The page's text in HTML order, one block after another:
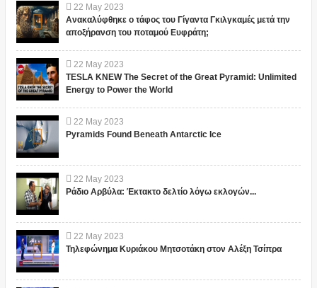
22 May 2023
Ανακαλύφθηκε ο τάφος του Γίγαντα Γκιλγκαμές μετά την
αποξήρανση του ποταμού Ευφράτη;
22 May 2023
TESLA KNEW The Secret of the Great Pyramid: Unlimited
Energy to Power the World
22 May 2023
Pyramids Found Beneath Antarctic Ice
22 May 2023
Ράδιο Αρβύλα: Έκτακτο δελτίο λόγω εκλογών...
22 May 2023
Τηλεφώνημα Κυριάκου Μητσοτάκη στον Αλέξη Τσίπρα